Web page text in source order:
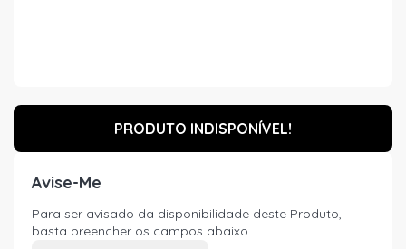
PRODUTO INDISPONÍVEL!
Avise-Me
Para ser avisado da disponibilidade deste Produto,
basta preencher os campos abaixo.